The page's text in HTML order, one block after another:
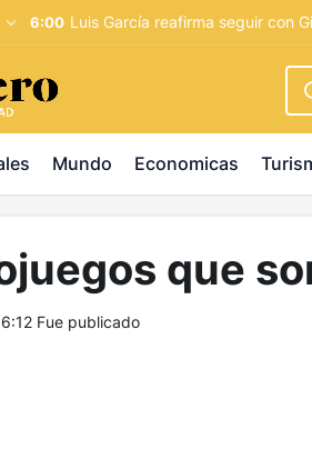
levabet - vizebet giriş - masterbetting
6:00 Luis García reafirma seguir con
Mundo Economicas
que
Fue publicado